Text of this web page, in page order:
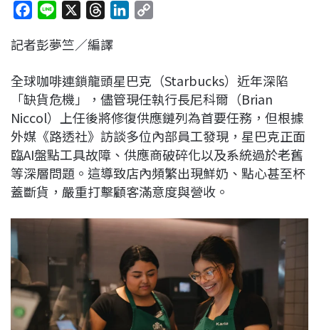
c
b
o
o
k
n
r
a
d
s
e
d
I
n
i
n
k
記者彭夢竺／編譯
全球咖啡連鎖龍頭星巴克（Starbucks）近年深陷
「缺貨危機」，儘管現任執行長尼科爾（Brian
Niccol）上任後將修復供應鏈列為首要任務，但根據
外媒《路透社》訪談多位內部員工發現，星巴克正面
臨AI盤點工具故障、供應商破碎化以及系統過於老舊
等深層問題。這導致店內頻繁出現鮮奶、點心甚至杯
蓋斷貨，嚴重打擊顧客滿意度與營收。